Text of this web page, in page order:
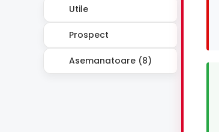
Utile
Prospect
Asemanatoare (8)